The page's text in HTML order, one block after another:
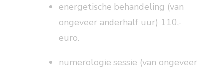
energetische behandeling (van
ongeveer anderhalf uur) 110,-
euro.
numerologie sessie (van ongeveer